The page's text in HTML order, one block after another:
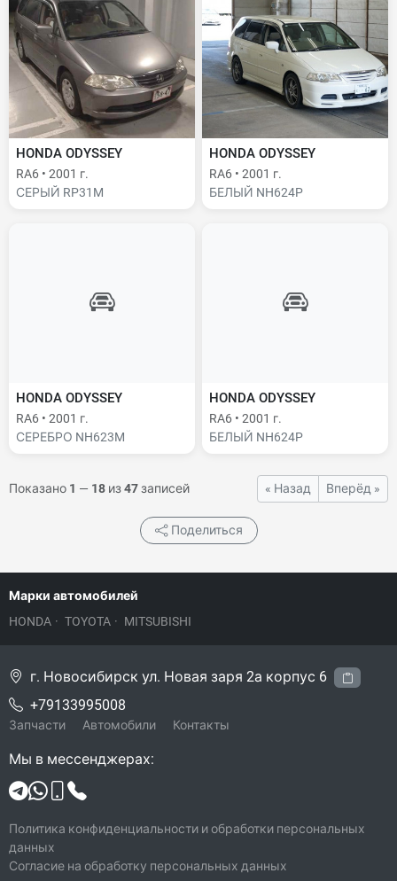
HONDA ODYSSEY
RA6 • 2001 г.
СЕРЫЙ RP31M
HONDA ODYSSEY
RA6 • 2001 г.
БЕЛЫЙ NH624P
HONDA ODYSSEY
RA6 • 2001 г.
СЕРЕБРО NH623M
HONDA ODYSSEY
RA6 • 2001 г.
БЕЛЫЙ NH624P
Показано 1 — 18 из47записей « Назад Вперёд »
Поделиться
Марки автомобилей
HONDA · TOYOTA · MITSUBISHI
г. Новосибирск ул. Новая заря 2а корпус 6
+79133995008
Запчасти Автомобили Контакты
Мы в мессенджерах:
Политика конфиденциальности и обработки персональных
данных
Согласие на обработку персональных данных